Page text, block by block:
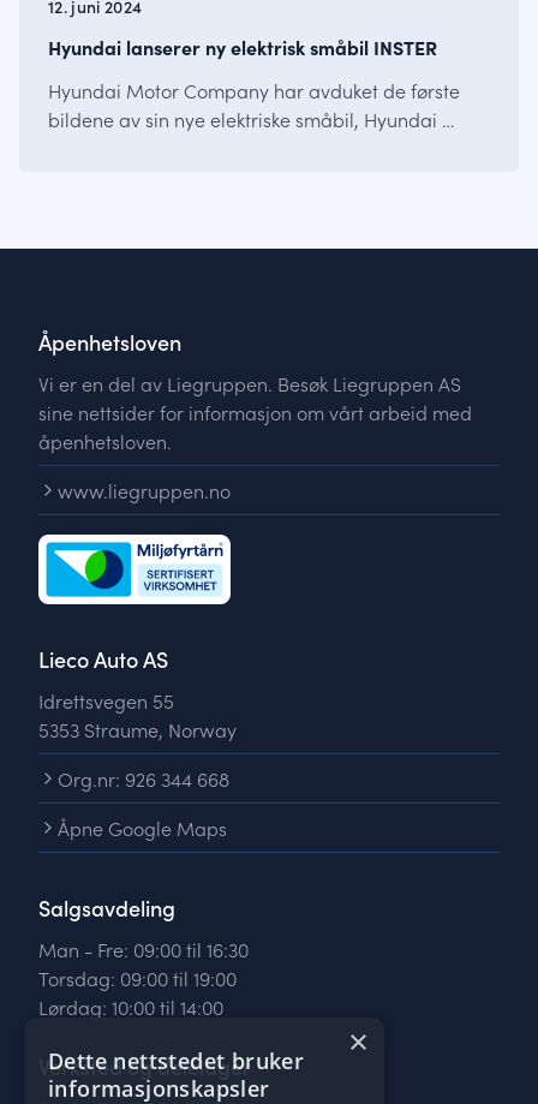
12. juni 2024
Hyundai lanserer ny elektrisk småbil INSTER
Hyundai Motor Company har avduket de første
bildene av sin nye elektriske småbil, Hyundai …
Åpenhetsloven
Vi er en del av Liegruppen. Besøk Liegruppen AS
sine nettsider for informasjon om vårt arbeid med
åpenhetsloven.
www.liegruppen.no
Lieco Auto AS
Idrettsvegen 55
5353 Straume, Norway
Org.nr: 926 344 668
Åpne Google Maps
Salgsavdeling
Man - Fre: 09:00 til 16:30
Torsdag: 09:00 til 19:00
Lørdag: 10:00 til 14:00
Verksted og delelager
×
Dette nettstedet bruker
informasjonskapsler